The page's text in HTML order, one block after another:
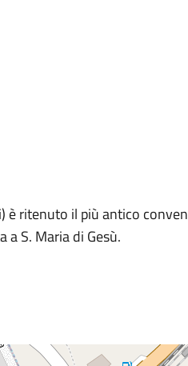
è ritenuto il più antico
a S. Maria di Gesù.